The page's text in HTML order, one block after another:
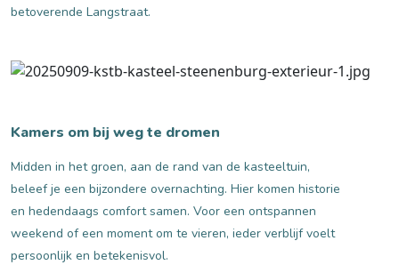
betoverende Langstraat.
Kamers om bij weg te dromen
Midden in het groen, aan de rand van de kasteeltuin,
beleef je een bijzondere overnachting. Hier komen historie
en hedendaags comfort samen. Voor een ontspannen
weekend of een moment om te vieren, ieder verblijf voelt
persoonlijk en betekenisvol.